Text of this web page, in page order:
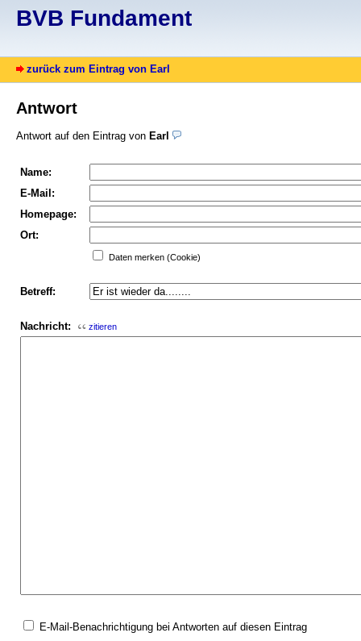
BVB Fundament
zurück zum Eintrag von Earl
Antwort
Antwort auf den Eintrag von Earl
Name:
E-Mail:
Homepage:
Ort:
Daten merken (Cookie)
Betreff:
Nachricht: zitieren
E-Mail-Benachrichtigung bei Antworten auf diesen Eintrag